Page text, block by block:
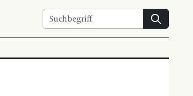
Suchen